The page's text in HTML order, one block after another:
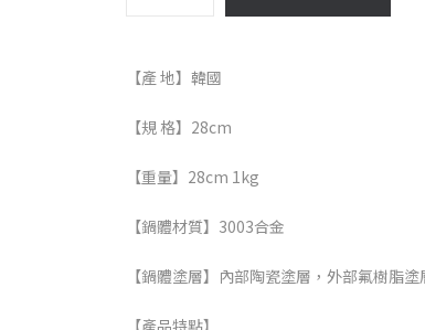
【產 地】韓國
【規 格】28cm
【重量】28cm 1kg
【鍋體材質】3003合金
【鍋體塗層】內部陶瓷塗層，外部氟樹脂塗
【產品特點】